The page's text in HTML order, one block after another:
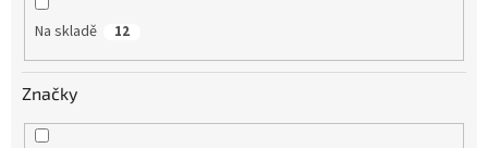
Na skladě 12
Značky